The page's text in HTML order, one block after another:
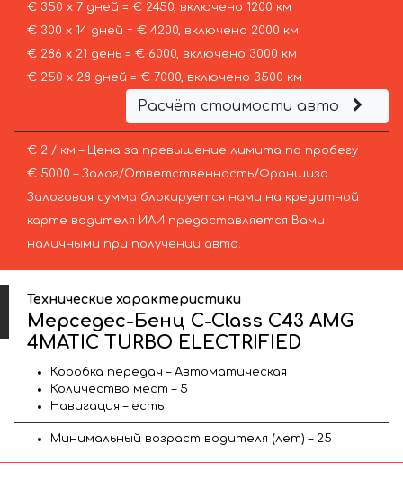
€ 350 х 7 дней = € 2450, включено 1200 км
€ 300 х 14 дней = € 4200, включено 2000 км
€ 286 х 21 день = € 6000, включено 3000 км
€ 250 х 28 дней = € 7000, включено 3500 км
Расчёт стоимости авто
€ 2 / км – Цена за превышение лимита по пробегу
€ 5000 – Залог/Ответственность/Франшиза.
Залоговая сумма блокируется нами на кредитной
карте водителя ИЛИ предоставляется Вами
наличными при получении авто.
Технические характеристики
Мерседес-Бенц C-Class C43 AMG
4MATIC TURBO ELECTRIFIED
Коробка передач – Автоматическая
Количество мест – 5
Навигация – есть
Минимальный возраст водителя (лет) – 25